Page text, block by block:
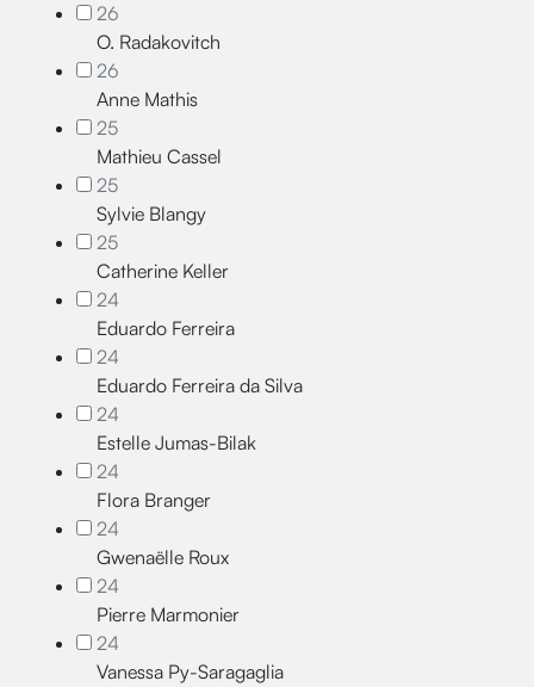
26
O. Radakovitch
26
Anne Mathis
25
Mathieu Cassel
25
Sylvie Blangy
25
Catherine Keller
24
Eduardo Ferreira
24
Eduardo Ferreira da Silva
24
Estelle Jumas-Bilak
24
Flora Branger
24
Gwenaëlle Roux
24
Pierre Marmonier
24
Vanessa Py-Saragaglia